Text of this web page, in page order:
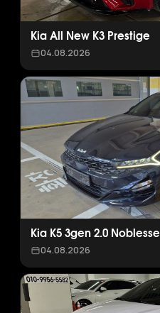
Kia All New K3 Prestige
04.08.2026
Kia K5 3gen 2.0 Noblesse
04.08.2026